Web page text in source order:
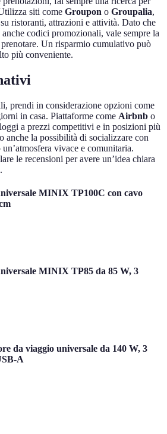
siti come Groupon o Groupalia,
ristoranti, attrazioni e attività. Dato che
codici promozionali, vale sempre la
Un risparmio cumulativo può
più conveniente.
prendi in considerazione opzioni come
in casa. Piattaforme come Airbnb o
a prezzi competitivi e in posizioni più
la possibilità di socializzare con
vivace e comunitaria.
le recensioni per avere un’idea chiara
MINIX TP100C con cavo
MINIX TP85 da 85 W, 3
da viaggio universale da 140 W, 3
A